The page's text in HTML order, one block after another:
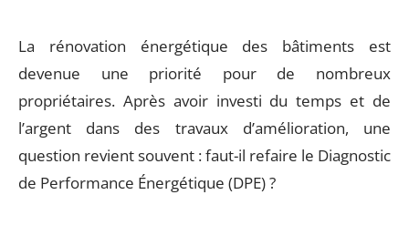
La rénovation énergétique des bâtiments est
devenue une priorité pour de nombreux
propriétaires. Après avoir investi du temps et de
l’argent dans des travaux d’amélioration, une
question revient souvent : faut-il refaire le Diagnostic
de Performance Énergétique (DPE) ?